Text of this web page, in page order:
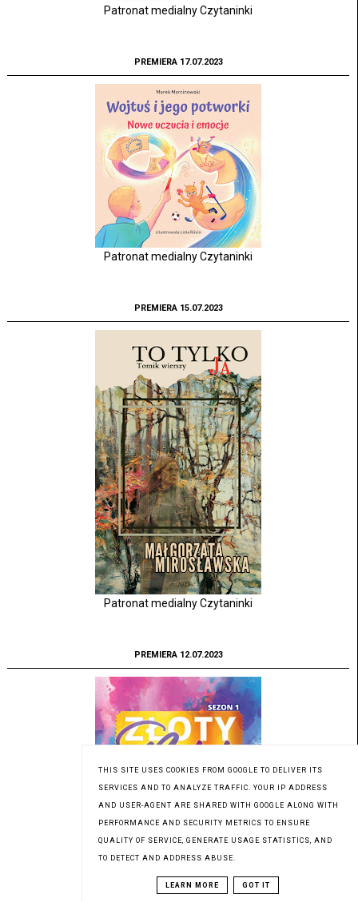
Patronat medialny Czytaninki
PREMIERA 17.07.2023
Patronat medialny Czytaninki
PREMIERA 15.07.2023
Patronat medialny Czytaninki
PREMIERA 12.07.2023
THIS SITE USES COOKIES FROM GOOGLE TO DELIVER ITS
SERVICES AND TO ANALYZE TRAFFIC. YOUR IP ADDRESS
AND USER-AGENT ARE SHARED WITH GOOGLE ALONG WITH
PERFORMANCE AND SECURITY METRICS TO ENSURE
QUALITY OF SERVICE, GENERATE USAGE STATISTICS, AND
TO DETECT AND ADDRESS ABUSE.
LEARN MORE GOT IT